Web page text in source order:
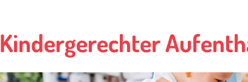
Kindergerechter